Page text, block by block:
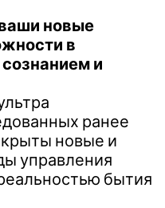
новые
в
и
ранее
новые и
управления
бытия